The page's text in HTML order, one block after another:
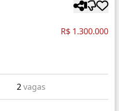
R$ 1.300.000
2vagas